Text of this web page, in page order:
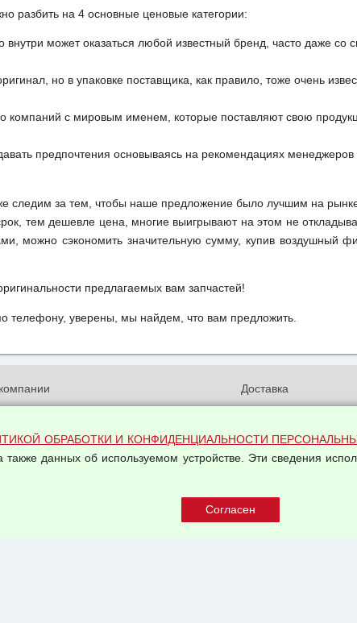
разбить на 4 основные ценовые категории:
может оказаться любой известный бренд, часто даже со
но в упаковке поставщика, как правило, тоже очень
компаний с мировым именем, которые поставляют свою
предпочтения основываясь на рекомендациях
следим за тем, чтобы наше предложение было лучшим на
тем дешевле цена, многие выигрывают на этом не
можно сэкономить значительную сумму, купив воздушный
предлагаемых вам запчастей!
телефону, уверены, мы найдем, что вам предложить.
Доставка
Оплата и возвраты
Арендодателям
ОБРАБОТКИ И КОНФИДЕНЦИАЛЬНОСТИ
данных об используемом устройстве. Эти сведения